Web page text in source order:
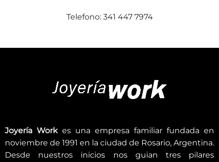
Telefono: 341 447 7974
Joyería Workes una empresa familiar fundada en
noviembre de 1991 en la ciudad de Rosario, Argentina.
Desde nuestros inicios nos guian tres pilares